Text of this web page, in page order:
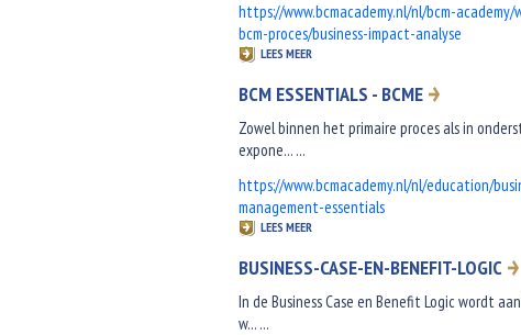
https://www.bcmacademy.nl/nl/bcm-
bcm-proces/business-impact-analyse
LEES MEER
BCM ESSENTIALS - BCME
Zowel binnen het primaire proces als in
expone... ...
https://www.bcmacademy.nl/nl/education/
management-essentials
LEES MEER
BUSINESS-CASE-EN-BENEFIT-LOGIC
In de Business Case en Benefit Logic wordt
w... ...